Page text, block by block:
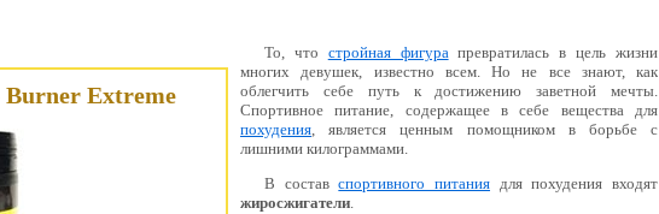
Burner Extreme
То, что стройная фигурапревратилась в цель жизни
многих девушек, известно всем. Но не все знают, как
облегчить себе путь к достижению заветной мечты.
Спортивное питание, содержащее в себе вещества для
похудения, является ценным помощником в борьбе с
лишними килограммами.
В составспортивного питания для похудения входят
жиросжигатели.